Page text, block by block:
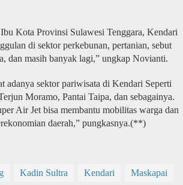
Kota Provinsi Sulawesi Tenggara, Kendari
di sektor perkebunan, pertanian, sebut
dan masih banyak lagi,” ungkap Novianti.
adanya sektor pariwisata di Kendari Seperti
Moramo, Pantai Taipa, dan sebagainya.
Air Jet bisa membantu mobilitas warga dan
daerah,” pungkasnya.(**)
Kadin Sultra Kendari Maskapai